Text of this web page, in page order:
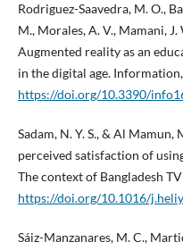
Rodriguez-Saavedra, M. O.,
M., Morales, A. V., Mamani,
Augmented reality as an
in the digital age.
https://doi.org/10.3390/
Sadam, N. Y. S., & Al
perceived satisfaction of
The context of Bangladesh
https://doi.org/10.1016/
Sáiz-Manzanares, M. C.,